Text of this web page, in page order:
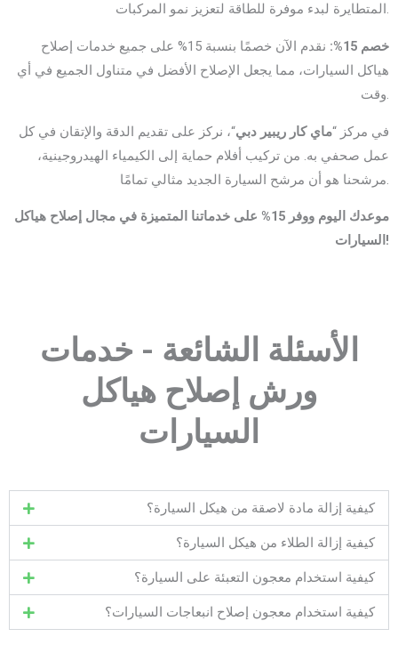
المتطايرة لبدء موفرة للطاقة لتعزيز نمو المركبات.
خصم 15%:
نقدم الآن خصمًا بنسبة 15% على جميع خدمات إصلاح
هياكل السيارات، مما يجعل الإصلاح الأفضل في متناول الجميع في أي
وقت.
في مركز “ماي كار ريبير دبي“، نركز على تقديم الدقة والإتقان في كل
عمل صحفي به. من تركيب أفلام حماية إلى الكيمياء الهيدروجينية،
موعدك اليوم ووفر 15% على خدماتنا المتميزة في مجال إصلاح هياكل
السيارات!
الأسئلة الشائعة - خدمات
ورش إصلاح هياكل
السيارات
كيفية إزالة مادة لاصقة من هيكل السيارة؟
كيفية إزالة الطلاء من هيكل السيارة؟
كيفية استخدام معجون التعبئة على السيارة؟
كيفية استخدام معجون إصلاح انبعاجات السيارات؟